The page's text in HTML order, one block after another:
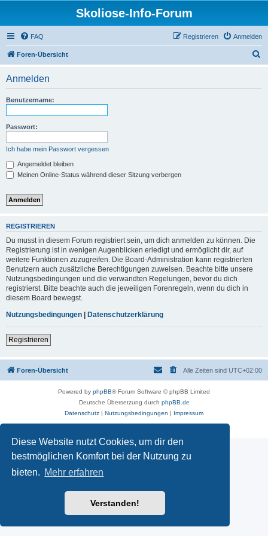
Diese Website nutzt Cookies, um dir den
bestmöglichen Komfort bei der Nutzung zu
bieten. Mehr erfahren
Verstanden!
Skoliose-Info-Forum
FAQ Anmelden
Registrieren
Foren-Übersicht
Anmelden
Benutzername:
Passwort:
Ich habe mein Passwort vergessen
Angemeldet bleiben
Meinen Online-Status während dieser Sitzung verbergen
REGISTRIEREN
Du musst in diesem Forum registriert sein, um dich anmelden zu können. Die
Registrierung ist in wenigen Augenblicken erledigt und ermöglicht dir, auf
weitere Funktionen zuzugreifen. Die Board-Administration kann registrierten
Benutzern auch zusätzliche Berechtigungen zuweisen. Beachte bitte unsere
Nutzungsbedingungen und die verwandten Regelungen, bevor du dich
registrierst. Bitte beachte auch die jeweiligen Forenregeln, wenn du dich in
diesem Board bewegst.
Nutzungsbedingungen | Datenschutzerklärung
Registrieren
Foren-Übersicht Alle Zeiten sind UTC+02:00
Powered by phpBB® Forum Software © phpBB Limited
Deutsche Übersetzung durch phpBB.de
Datenschutz | Nutzungsbedingungen | Impressum